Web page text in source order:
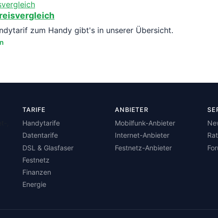
zum Handy gibt's in unserer Übersicht.
TARIFE
Handytarife
Datentarife
DSL & Glasfaser
Festnetz
Finanzen
Energie
ANBIETER
Mobilfunk-Anbieter
Internet-Anbieter
Festnetz-Anbieter